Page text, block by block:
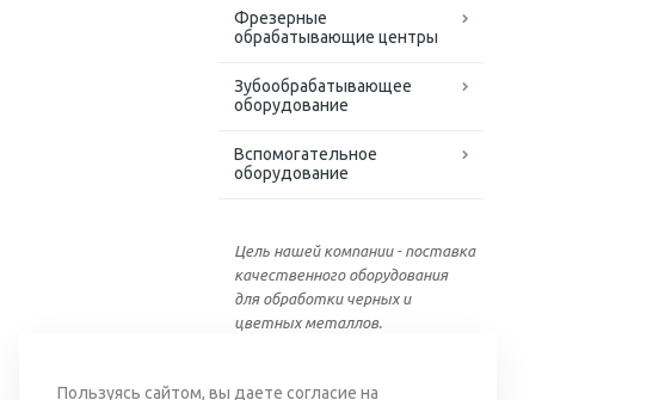
Фрезерные
обрабатывающие центры
Зубообрабатывающее
оборудование
Вспомогательное
оборудование
Цель нашей компании - поставка
качественного оборудования
для обработки черных и
цветных металлов.
Вернуться к списку
Пользуясь сайтом, вы даете согласие на